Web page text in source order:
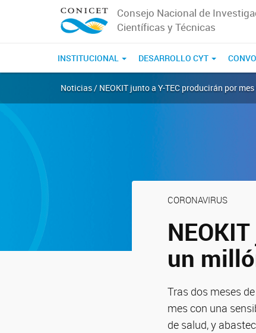
Consejo Nacional de
Científicas y Técnicas
INSTITUCIONAL DESARROLLO CYT
Noticias / NEOKIT junto a Y-TEC producirán por
CORONAVIRUS
un
Tras dos meses
mes con una
de salud, y